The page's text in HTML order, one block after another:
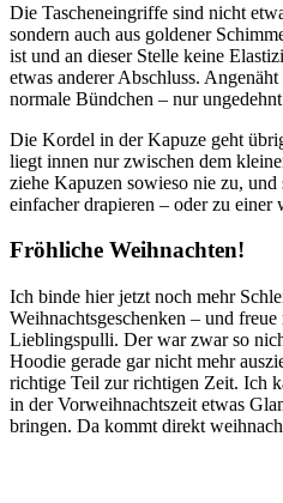
Die Tascheneingriffe sind nicht
sondern auch aus goldener
ist und an dieser Stelle keine
etwas anderer Abschluss.
normale Bündchen – nur
Die Kordel in der Kapuze geht
liegt innen nur zwischen dem
ziehe Kapuzen sowieso nie zu,
einfacher drapieren – oder zu
Fröhliche Weihnachten!
Ich binde hier jetzt noch mehr
Weihnachtsgeschenken – und
Lieblingspulli. Der war zwar so
Hoodie gerade gar nicht mehr
richtige Teil zur richtigen Zeit. Ich
in der Vorweihnachtszeit etwas
bringen. Da kommt direkt